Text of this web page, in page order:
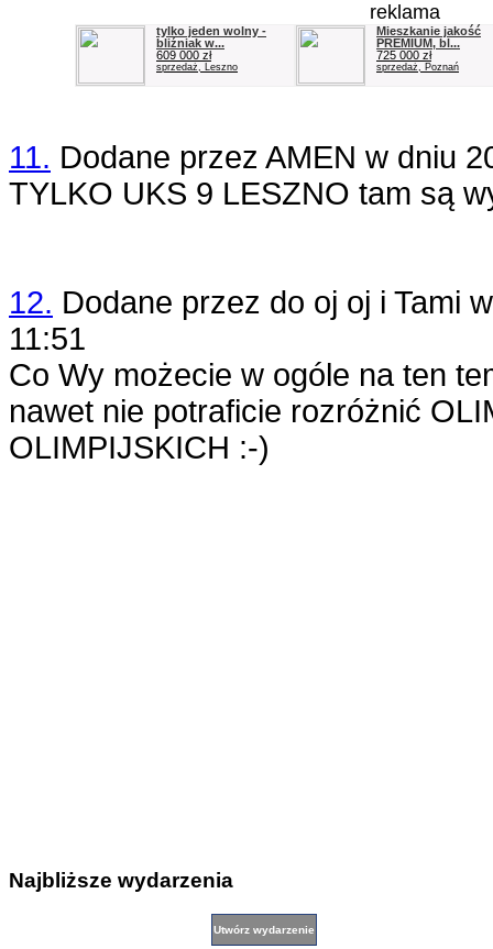
reklama
tylko jeden wolny -
bliźniak w...
609 000 zł
sprzedaż, Leszno
Mieszkanie jakość
PREMIUM, bl...
725 000 zł
sprzedaż, Poznań
11. Dodane przez AMEN w dniu
TYLKO UKS 9 LESZNO tam są
12. Dodane przez do oj oj i Tami
11:51
Co Wy możecie w ogóle na ten
nawet nie potraficie rozróżnić
OLIMPIJSKICH :-)
Najbliższe wydarzenia